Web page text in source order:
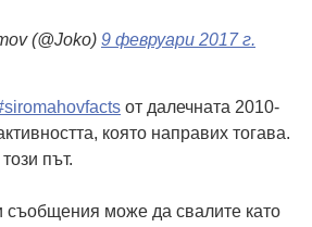
(@Joko) 9 февруари 2017 г.
от далечната 2010-
която направих тогава.
път.
съобщения може да свалите като